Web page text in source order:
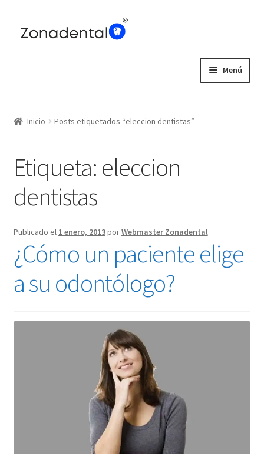
Menú
Inicio Posts etiquetados “eleccion dentistas”
Etiqueta: eleccion
dentistas
Publicado el 1 enero, 2013porWebmaster Zonadental
¿Cómo un paciente elige
a su odontólogo?